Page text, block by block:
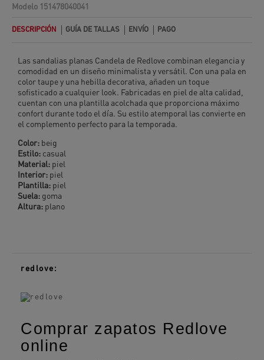
Modelo 151478040041
DESCRIPCIÓN GUÍA DE TALLAS ENVÍO PAGO
Las sandalias planas Candela de Redlove combinan elegancia y
comodidad en un diseño minimalista y versátil. Con una pala en
color taupe y una hebilla decorativa, añaden un toque
sofisticado a cualquier look. Fabricadas en piel de alta calidad,
cuentan con una plantilla acolchada que proporciona máximo
confort durante todo el día. Su estilo atemporal las convierte en
el complemento perfecto para la temporada.
Color: beig
Estilo: casual
Material: piel
Interior: piel
Plantilla: piel
Suela: goma
Altura: plano
redlove:
Comprar zapatos Redlove
online